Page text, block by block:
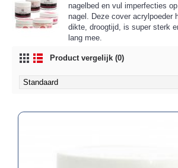
nagelbed en vul imperfecties
nagel. Deze cover acrylpoeder
dikte, droogtijd, is super sterk
lang mee.
Product vergelijk (0)